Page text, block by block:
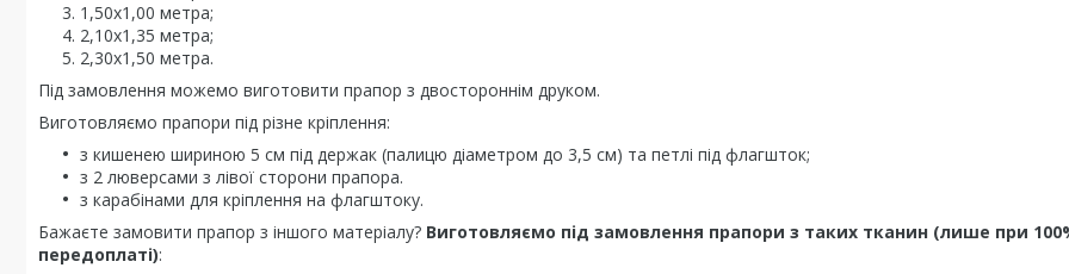
1,50х1,00 метра;
2,10х1,35 метра;
2,30х1,50 метра.
Під замовлення можемо виготовити прапор з двостороннім друком.
Виготовляємо прапори під різне кріплення:
з кишенею шириною 5 см під держак (палицю діаметром до 3,5 см) та петлі під флагшток;
з 2 люверсами з лівої сторони прапора.
з карабінами для кріплення на флагштоку.
Бажаєте замовити прапор з іншого матеріалу? Виготовляємо під замовлення прапори з таких тканин (лише при
передоплаті):